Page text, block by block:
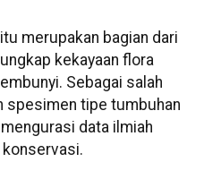
merupakan bagian dari
kekayaan flora
Sebagai salah
spesimen tipe tumbuhan
data ilmiah